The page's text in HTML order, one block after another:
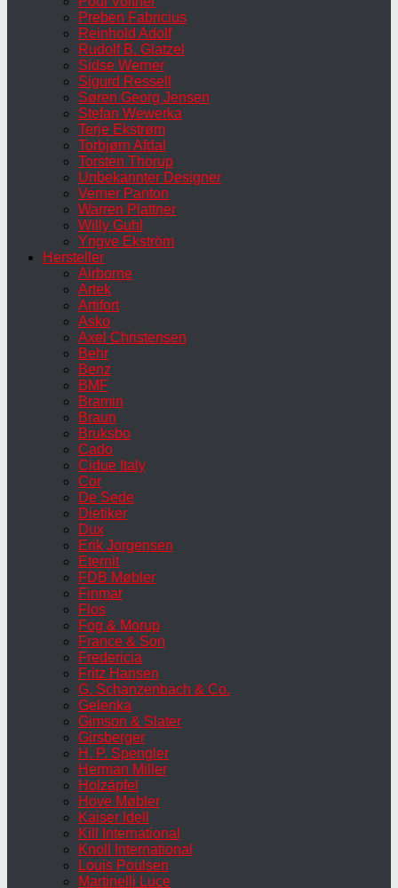
Preben Fabricius
Reinhold Adolf
Rudolf B. Glatzel
Sidse Werner
Sigurd Ressell
Søren Georg Jensen
Stefan Wewerka
Terje Ekstrøm
Torbjørn Afdal
Torsten Thorup
Unbekannter Designer
Verner Panton
Warren Plattner
Willy Guhl
Yngve Ekström
Hersteller
Airborne
Artek
Artifort
Asko
Axel Christensen
Behr
Benz
BMF
Bramin
Braun
Bruksbo
Cado
Cidue Italy
Cor
De Sede
Dietiker
Dux
Erik Jorgensen
Eternit
FDB Møbler
Finmar
Flos
Fog & Morup
France & Son
Fredericia
Fritz Hansen
G. Schanzenbach & Co.
Gelenka
Gimson & Slater
Girsberger
H. P. Spengler
Herman Miller
Holzäpfel
Hove Møbler
Kaiser Idell
Kill International
Knoll International
Louis Poulsen
Martinelli Luce